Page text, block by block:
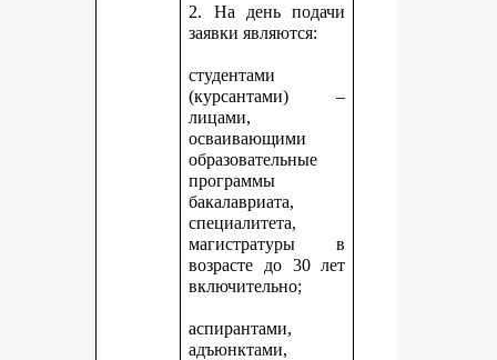
2. На день подачи
заявки являются:
студентами
(курсантами) –
лицами,
осваивающими
образовательные
программы
бакалавриата,
специалитета,
магистратуры в
возрасте до 30 лет
включительно;
аспирантами,
адъюнктами,